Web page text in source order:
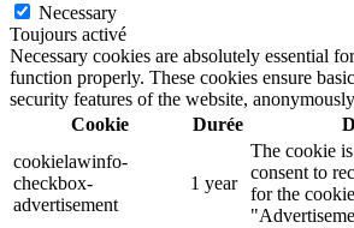
Necessary
Toujours activé
Necessary cookies are absolutely essential
function properly. These cookies ensure
security features of the website,
Cookie
Durée
cookielawinfo-
checkbox-
advertisement
1 year
The cookie
consent to
for the